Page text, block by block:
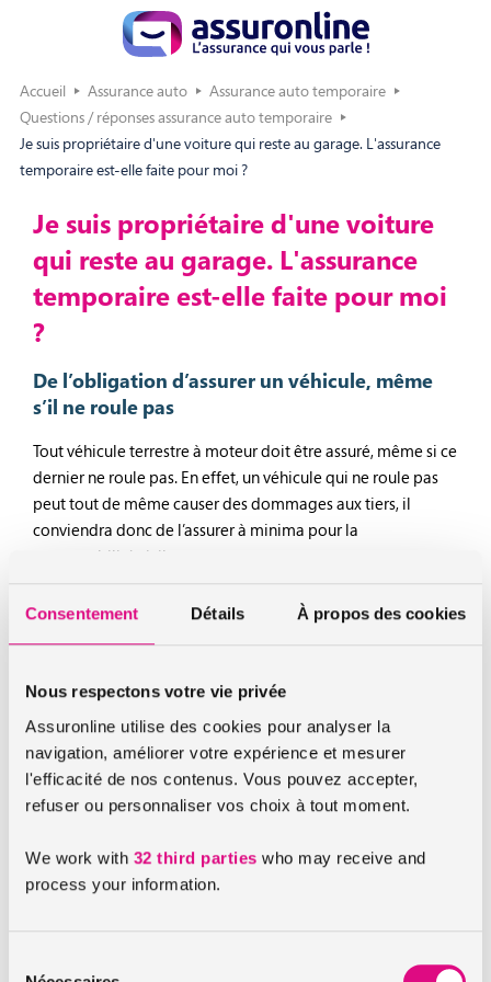
Consentement Détails À propos des cookies
Nous respectons votre vie privée
Assuronline utilise des cookies pour analyser la
navigation, améliorer votre expérience et mesurer
l'efficacité de nos contenus. Vous pouvez accepter,
refuser ou personnaliser vos choix à tout moment.
We work with 32 third parties who may receive and
process your information.
Accueil Assurance auto
Assurance auto temporaire
Questions / réponses assurance auto temporaire
Je suis propriétaire d'une voiture qui reste au garage. L'assurance
temporaire est-elle faite pour moi ?
Je suis propriétaire d'une voiture
qui reste au garage. L'assurance
temporaire est-elle faite pour moi
?
De l’obligation d’assurer un véhicule, même
s’il ne roule pas
Tout véhicule terrestre à moteur doit être assuré, même si ce
dernier ne roule pas. En effet, un véhicule qui ne roule pas
peut tout de même causer des dommages aux tiers, il
conviendra donc de l’assurer à minima pour la
responsabilité civile.
Seul un véhicule qui ne se trouve pas en état de rouler n’aura
pas l’obligation d’être assuré, mais il faudra que ses roues
ne touchent plus le sol et que le carburant et la batterie
Les solutions pour assurer une voiture qui
reste au garage
Vous êtes donc obligé légalement d’assurer une voiture qui
resterait au garage. Quelles sont les solutions les plus
immobilisé chez vous car il se trouve en transit et que vous
savez que vous n’allez pas le garder, pourquoi ne pas opter